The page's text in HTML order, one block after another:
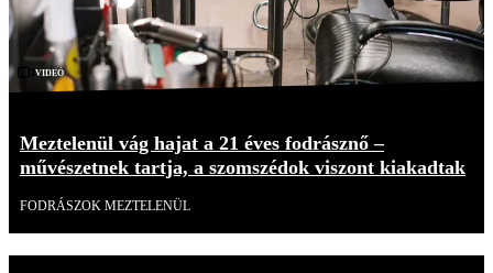
Videó
Meztelenül vág hajat a 21 éves fodrásznő –
művészetnek tartja, a szomszédok viszont kiakadtak
FODRÁSZOK MEZTELENÜL